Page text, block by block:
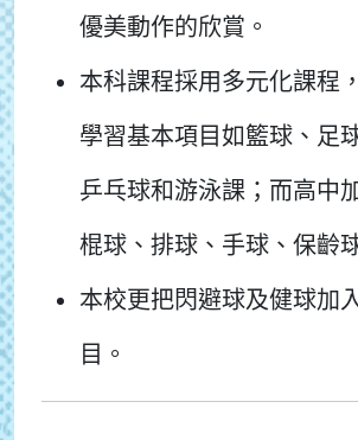
優美動作的欣賞。
本科課程採用多元化課程
學習基本項目如籃球、足
乒乓球和游泳課；而高中
棍球、排球、手球、保齡
本校更把閃避球及健球加
目。